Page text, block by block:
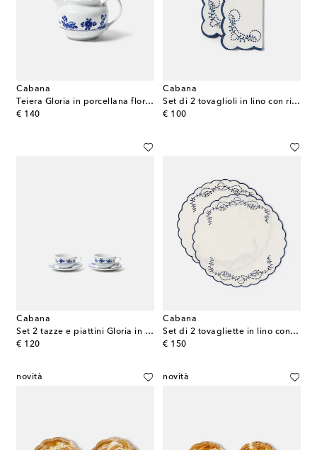
Cabana
Teiera Gloria in porcellana floreale
€ 140
original price
Cabana
Set di 2 tovaglioli in lino con ricamo
€ 100
original price
Cabana
Set 2 tazze e piattini Gloria in porcellana
€ 120
original price
Cabana
Set di 2 tovagliette in lino con ricamo
€ 150
original price
novità novità